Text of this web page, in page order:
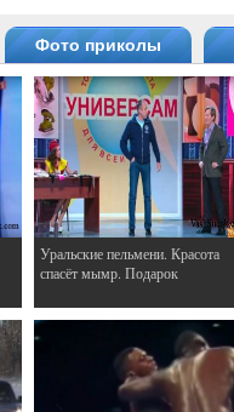
Фото приколы
Уральские пельмени. Красота
спасёт мымр. Подарок